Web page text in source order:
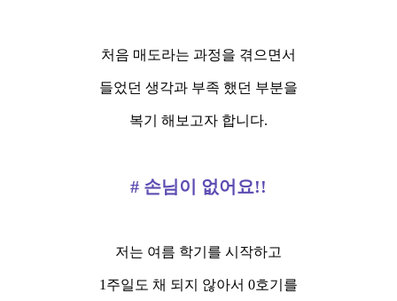
처음 매도라는 과정을 겪으면서
들었던 생각과 부족 했던 부분을
복기 해보고자 합니다.
# 손님이 없어요!!
저는 여름 학기를 시작하고
1주일도 채 되지 않아서 0호기를